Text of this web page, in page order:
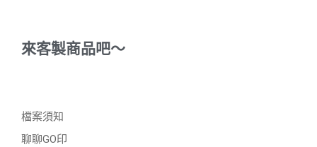
來客製商品吧～
檔案須知
聊聊GO印